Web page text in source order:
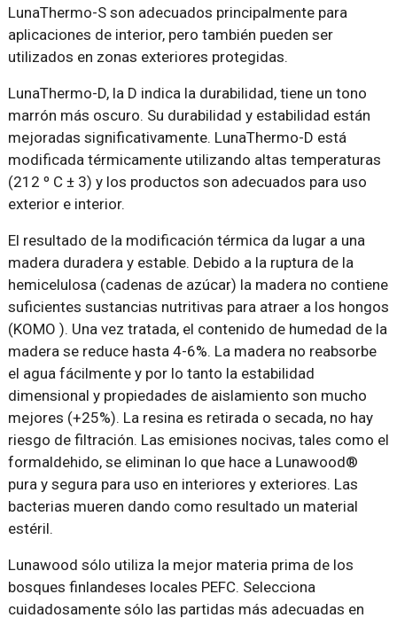
LunaThermo-S son adecuados principalmente para
aplicaciones de interior, pero también pueden ser
utilizados en zonas exteriores protegidas.
LunaThermo-D, la D indica la durabilidad, tiene un tono
marrón más oscuro. Su durabilidad y estabilidad están
mejoradas significativamente. LunaThermo-D está
modificada térmicamente utilizando altas temperaturas
(212 º C ± 3) y los productos son adecuados para uso
exterior e interior.
El resultado de la modificación térmica da lugar a una
madera duradera y estable. Debido a la ruptura de la
hemicelulosa (cadenas de azúcar) la madera no contiene
suficientes sustancias nutritivas para atraer a los hongos
(KOMO ). Una vez tratada, el contenido de humedad de la
madera se reduce hasta 4-6%. La madera no reabsorbe
el agua fácilmente y por lo tanto la estabilidad
dimensional y propiedades de aislamiento son mucho
mejores (+25%). La resina es retirada o secada, no hay
riesgo de filtración. Las emisiones nocivas, tales como el
formaldehido, se eliminan lo que hace a Lunawood®
pura y segura para uso en interiores y exteriores. Las
bacterias mueren dando como resultado un material
estéril.
Lunawood sólo utiliza la mejor materia prima de los
bosques finlandeses locales PEFC. Selecciona
cuidadosamente sólo las partidas más adecuadas en